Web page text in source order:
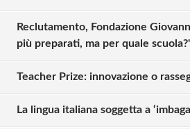
Reclutamento, Fondazione
più preparati, ma per quale scuola?'
Teacher Prize: innovazione o
La lingua italiana soggetta a
Solo gli utenti registrati